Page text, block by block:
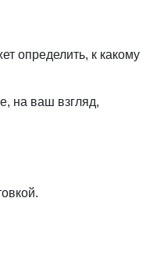
определить, к какому
на ваш взгляд,